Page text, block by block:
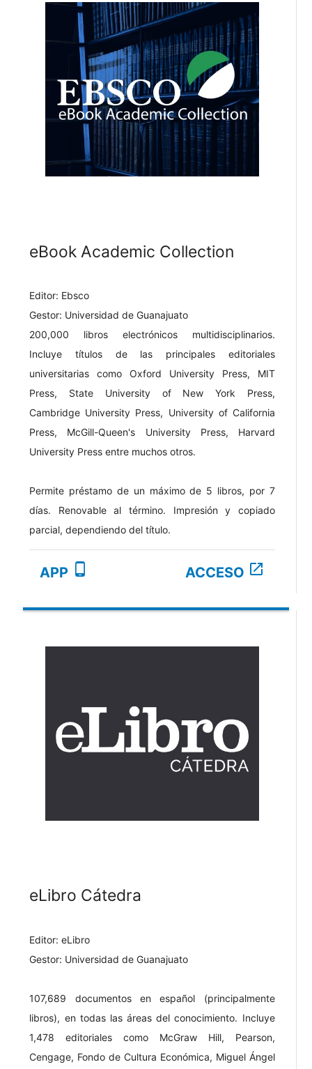
eBook Academic Collection
Editor: Ebsco
Gestor: Universidad de Guanajuato
200,000 libros electrónicos multidisciplinarios.
Incluye títulos de las principales editoriales
universitarias como Oxford University Press, MIT
Press, State University of New York Press,
Cambridge University Press, University of California
Press, McGill-Queen's University Press, Harvard
University Press entre muchos otros.
Permite préstamo de un máximo de 5 libros, por 7
días. Renovable al término. Impresión y copiado
parcial, dependiendo del título.
APP phone_android ACCESO open_in_new
eLibro Cátedra
Editor: eLibro
Gestor: Universidad de Guanajuato
107,689 documentos en español (principalmente
libros), en todas las áreas del conocimiento. Incluye
1,478 editoriales como McGraw Hill, Pearson,
Cengage, Fondo de Cultura Económica, Miguel Ángel